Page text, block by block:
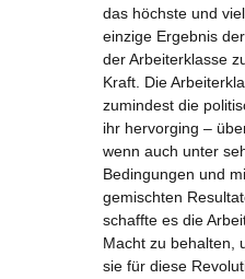
das höchste und
einzige Ergebnis
der Arbeiterklasse
Kraft. Die
zumindest die
ihr hervorging –
wenn auch unter
Bedingungen und
gemischten
schaffte es die
Macht zu behalten,
sie für diese